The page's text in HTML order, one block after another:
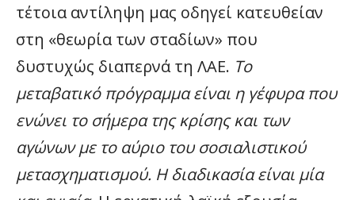
τέτοια αντίληψη μας οδηγεί κατευθείαν
στη «θεωρία των σταδίων» που
δυστυχώς διαπερνά τη ΛΑΕ. Το
μεταβατικό πρόγραμμα είναι η γέφυρα που
ενώνει το σήμερα της κρίσης και των
αγώνων με το αύριο του σοσιαλιστικού
μετασχηματισμού. Η διαδικασία είναι μία